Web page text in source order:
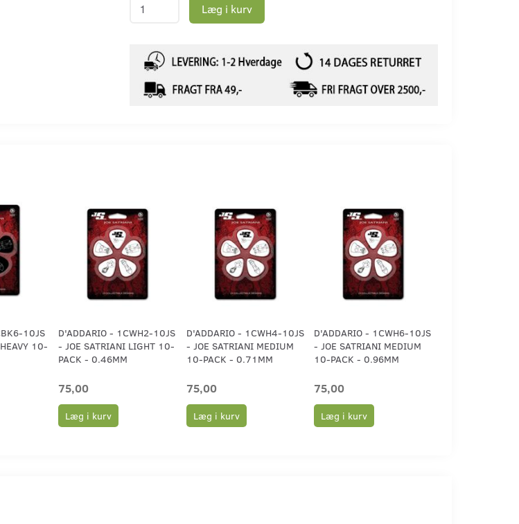
Læg i kurv
10JS
10-
D'ADDARIO - 1CWH2-10JS
- JOE SATRIANI LIGHT 10-
PACK - 0.46MM
75,00
Læg i kurv
D'ADDARIO - 1CWH4-10JS
- JOE SATRIANI MEDIUM
10-PACK - 0.71MM
75,00
Læg i kurv
D'ADDARIO - 1CWH6-10JS
- JOE SATRIANI MEDIUM
10-PACK - 0.96MM
75,00
Læg i kurv